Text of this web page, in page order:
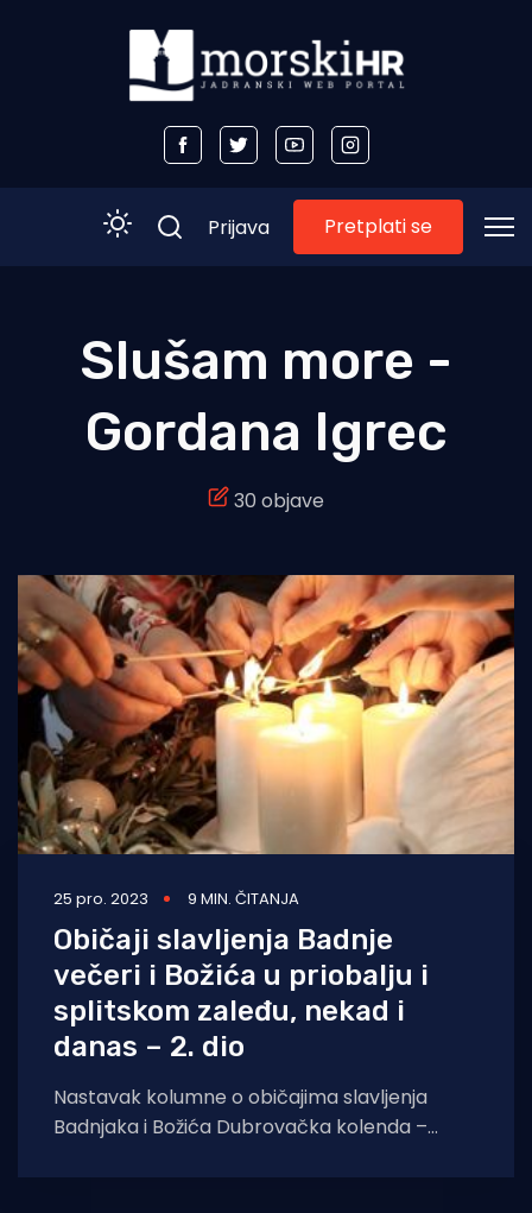
Morski plus
Morski TV
Turizam i nautika
Pomorstvo
Ribolov
Ekologija
Tradicija i kultura
Prijava Pretplati se
Slušam more -
Gordana Igrec
30 objave
25 pro. 2023 9 MIN. ČITANJA
Običaji slavljenja Badnje
večeri i Božića u priobalju i
splitskom zaleđu, nekad i
danas – 2. dio
Nastavak kolumne o običajima slavljenja
Badnjaka i Božića Dubrovačka kolenda –
čestitamo. Ovđe, ovđe, nazdravljemo.